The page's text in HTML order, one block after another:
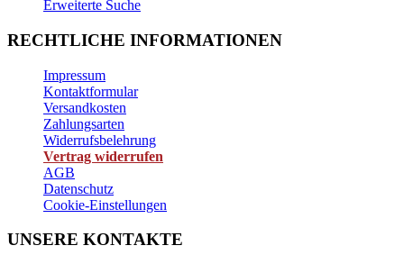
Erweiterte Suche
RECHTLICHE INFORMATIONEN
Impressum
Kontaktformular
Versandkosten
Zahlungsarten
Widerrufsbelehrung
Vertrag widerrufen
AGB
Datenschutz
Cookie-Einstellungen
UNSERE KONTAKTE